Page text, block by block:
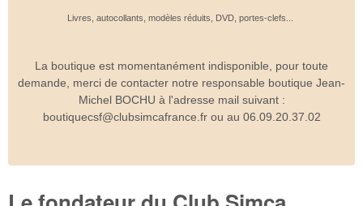
Livres, autocollants, modèles réduits, DVD, portes-clefs...
La boutique est momentanément indisponible, pour toute
demande, merci de contacter notre responsable boutique Jean-
Michel BOCHU à l'adresse mail suivant :
boutiquecsf@clubsimcafrance.fr ou au 06.09.20.37.02